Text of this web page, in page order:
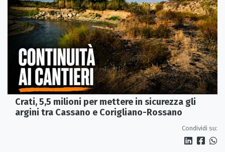
Crati, 5,5 milioni per mettere in sicurezza gli
argini tra Cassano e Corigliano-Rossano
Condividi su: